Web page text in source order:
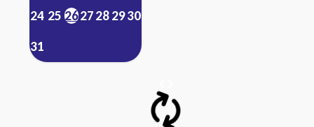
24 25 2627282930
31